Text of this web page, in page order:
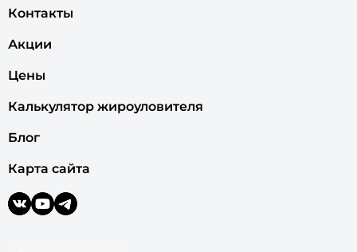
Контакты
Акции
Цены
Калькулятор жироуловителя
Блог
Карта сайта